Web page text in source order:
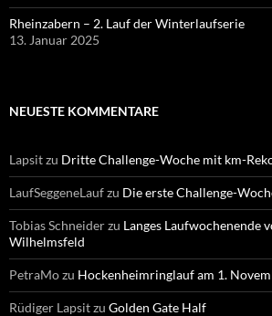
Rheinzabern – 2. Lauf der Winterlaufserie
13. Januar 2025
NEUESTE KOMMENTARE
Lapsitzu Dritte Challenge-Woche mit km-
LaufSeggeneLaufzu Die erste Challenge-
Tobias Schneiderzu Langes Laufwochenende
Wilhelmsfeld
PetraMozu Hockenheimringlauf am 1.
Rüdiger Lapsitzu Golden Gate Half